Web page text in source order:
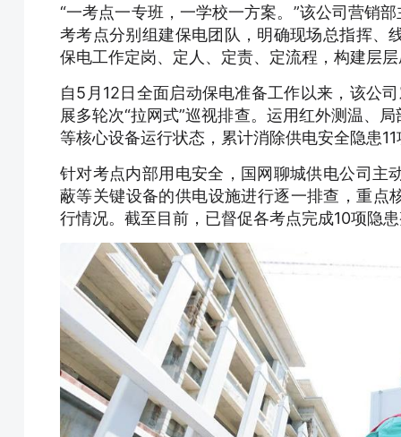
“一考点一专班，一学校一方案。”该公司营销
考考点分别组建保电团队，明确现场总指挥、
保电工作定岗、定人、定责、定流程，构建层
自5月12日全面启动保电准备工作以来，该公
展多轮次“拉网式”巡视排查。运用红外测温、
等核心设备运行状态，累计消除供电安全隐患
针对考点内部用电安全，国网聊城供电公司主
蔽等关键设备的供电设施进行逐一排查，重点
行情况。截至目前，已督促各考点完成10项隐